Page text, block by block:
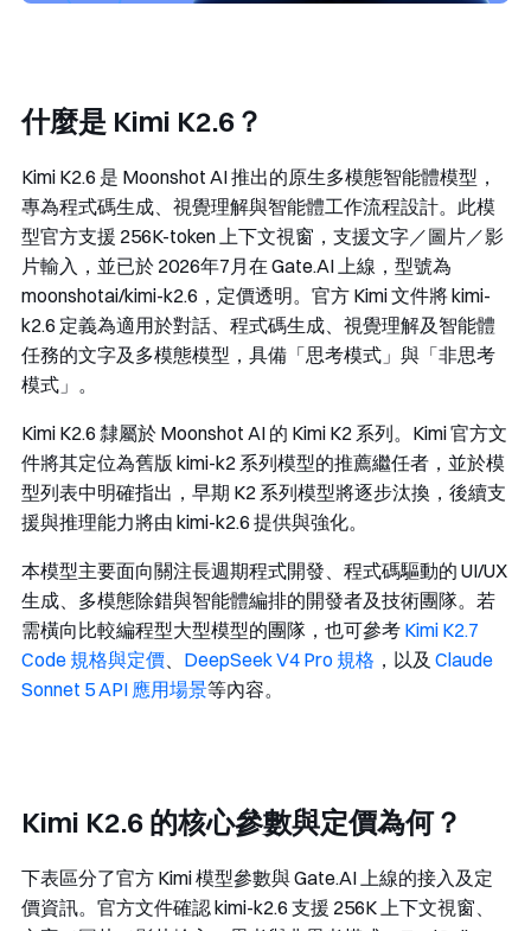
什麼是 Kimi K2.6？
Kimi K2.6 是 Moonshot AI 推出的原生多模態智能體模型，
專為程式碼生成、視覺理解與智能體工作流程設計。此模
型官方支援 256K-token 上下文視窗，支援文字／圖片／影
片輸入，並已於 2026年7月在 Gate.AI 上線，型號為
moonshotai/kimi-k2.6 ，定價透明。官方 Kimi 文件將kimi-
k2.6 定義為適用於對話、程式碼生成、視覺理解及智能體
任務的文字及多模態模型，具備「思考模式」與「非思考
模式」。
Kimi K2.6 隸屬於 Moonshot AI 的 Kimi K2 系列。Kimi 官方文
件將其定位為舊版 kimi-k2 系列模型的推薦繼任者，並於模
型列表中明確指出，早期 K2 系列模型將逐步汰換，後續支
援與推理能力將由 kimi-k2.6 提供與強化。
本模型主要面向關注長週期程式開發、程式碼驅動的 UI/UX
生成、多模態除錯與智能體編排的開發者及技術團隊。若
需橫向比較編程型大型模型的團隊，也可參考 Kimi K2.7
Code 規格與定價、 DeepSeek V4 Pro 規格 ，以及 Claude
Sonnet 5 API 應用場景等內容。
Kimi K2.6 的核心參數與定價為何？
下表區分了官方 Kimi 模型參數與 Gate.AI 上線的接入及定
價資訊。官方文件確認kimi-k2.6 支援 256K 上下文視窗、